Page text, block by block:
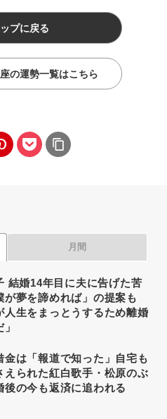
プに戻る
の運勢一覧はこちら
月間
結婚14年目に夫に告げた苦
が夢を諦めれば」の提案も
人生をまっとうするため離婚
金は「報道で知った」自宅も
えられた紅白歌手・松原のぶ
後の今も返済に追われる